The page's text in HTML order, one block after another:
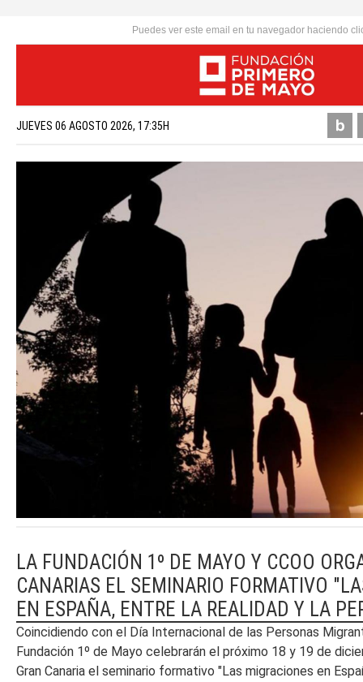
Puedes ver este email en tu navegador haciendo
JUEVES 06 AGOSTO 2026, 17:35H
LA FUNDACIÓN 1º DE MAYO Y CCOO
CANARIAS EL SEMINARIO FORMATIVO
EN ESPAÑA, ENTRE LA REALIDAD Y LA
Coincidiendo con el Día Internacional de las Personas
Fundación 1º de Mayo celebrarán el próximo 18 y 19 de
Gran Canaria el seminario formativo "Las migraciones en